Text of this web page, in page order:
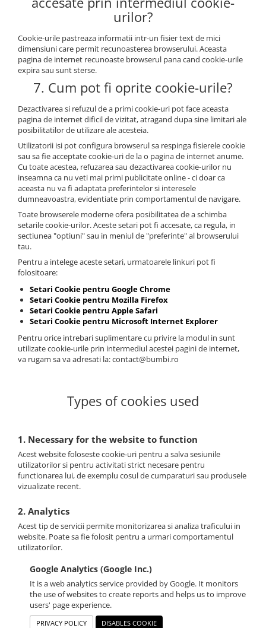
urilor?
Cookie-urile pastreaza informatii intr-un fisier text de mici
dimensiuni care permit recunoasterea browserului. Aceasta
pagina de internet recunoaste browserul pana cand cookie-urile
expira sau sunt sterse.
7. Cum pot fi oprite cookie-urile?
Dezactivarea si refuzul de a primi cookie-uri pot face aceasta
pagina de internet dificil de vizitat, atragand dupa sine limitari ale
posibilitatilor de utilizare ale acesteia.
Utilizatorii isi pot configura browserul sa respinga fisierele cookie
sau sa fie acceptate cookie-uri de la o pagina de internet anume.
Cu toate acestea, refuzarea sau dezactivarea cookie-urilor nu
inseamna ca nu veti mai primi publicitate online - ci doar ca
aceasta nu va fi adaptata preferintelor si interesele
dumneavoastra, evidentiate prin comportamentul de navigare.
Toate browserele moderne ofera posibilitatea de a schimba
setarile cookie-urilor. Aceste setari pot fi accesate, ca regula, in
sectiunea "optiuni" sau in meniul de "preferinte" al browserului
tau.
Pentru a intelege aceste setari, urmatoarele linkuri pot fi
folositoare:
Setari Cookie pentru Google Chrome
Setari Cookie pentru Mozilla Firefox
Setari Cookie pentru Apple Safari
Setari Cookie pentru Microsoft Internet Explorer
Pentru orice intrebari suplimentare cu privire la modul in sunt
utilizate cookie-urile prin intermediul acestei pagini de internet,
va rugam sa va adresati la: contact@bumbi.ro
Types of cookies used
1. Necessary for the website to function
Acest website foloseste cookie-uri pentru a salva sesiunile
utilizatorilor si pentru activitati strict necesare pentru
functionarea lui, de exemplu cosul de cumparaturi sau produsele
vizualizate recent.
2. Analytics
Acest tip de servicii permite monitorizarea si analiza traficului in
website. Poate sa fie folosit pentru a urmari comportamentul
utilizatorilor.
Google Analytics (Google Inc.)
It is a web analytics service provided by Google. It monitors
the use of websites to create reports and helps us to improve
users' page experience.
PRIVACY POLICY DISABLES COOKIE